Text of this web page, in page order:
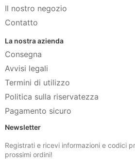
Il nostro negozio
Contatto
La nostra azienda
Consegna
Avvisi legali
Termini di utilizzo
Politica sulla riservatezza
Pagamento sicuro
Newsletter
Registrati e ricevi informazioni e codici
prossimi ordini!